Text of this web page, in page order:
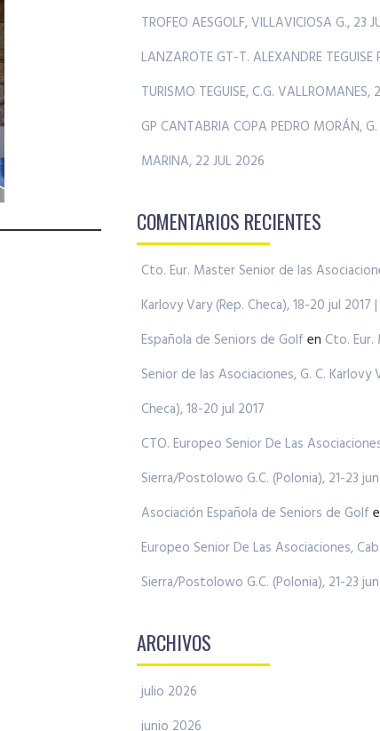
TROFEO AESGOLF, VILLAVICIOSA G., 23
LANZAROTE GT-T. ALEXANDRE
TURISMO TEGUISE, C.G. VALLROMANES,
GP CANTABRIA COPA PEDRO MORÁN,
MARINA, 22 JUL 2026
COMENTARIOS RECIENTES
Cto. Eur. Master Senior de las
Karlovy Vary (Rep. Checa), 18-20 jul 2017
Española de Seniors de Golf en Cto.
Senior de las Asociaciones, G. C. Karlovy
Checa), 18-20 jul 2017
CTO. Europeo Senior De Las
Sierra/Postolowo G.C. (Polonia), 21-23
Asociación Española de Seniors de Golf
Europeo Senior De Las Asociaciones,
Sierra/Postolowo G.C. (Polonia), 21-23
ARCHIVOS
julio 2026
junio 2026